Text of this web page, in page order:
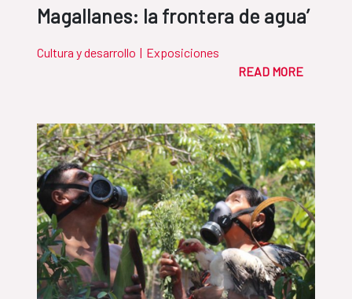
Magallanes: la frontera de agua’
Cultura y desarrollo | Exposiciones
READ MORE